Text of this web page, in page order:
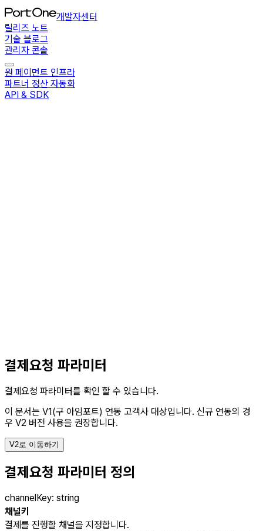
개발자센터
릴리즈 노트
기술 블로그
관리자 콘솔
원 페이먼트 인프라
파트너 정산 자동화
API & SDK
결제요청 파라미터
결제요청 파라미터를 확인 할 수 있습니다.
이 문서는 V1(구 아임포트) 연동 고객사 대상입니다. 신규 연동의 경
우 V2 버전 사용을 권장합니다.
V2로 이동하기
결제요청 파라미터 정의
channelKey: string
채널키
결제를 진행할 채널을 지정합니다.